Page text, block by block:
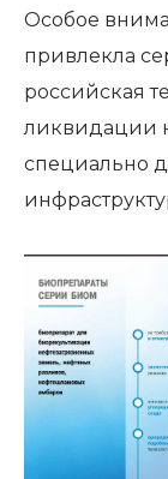
Особое
привлекла
российская
ликвидации
специально